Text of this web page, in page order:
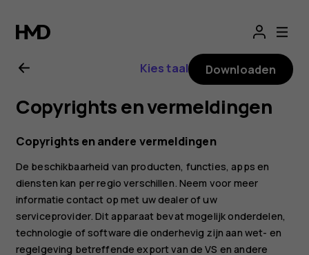
voor
Nokia
2.1
Kies taal Downloaden
Copyrights en vermeldingen
Copyrights en andere vermeldingen
De beschikbaarheid van producten, functies, apps en
diensten kan per regio verschillen. Neem voor meer
informatie contact op met uw dealer of uw
serviceprovider. Dit apparaat bevat mogelijk onderdelen,
technologie of software die onderhevig zijn aan wet- en
regelgeving betreffende export van de VS en andere